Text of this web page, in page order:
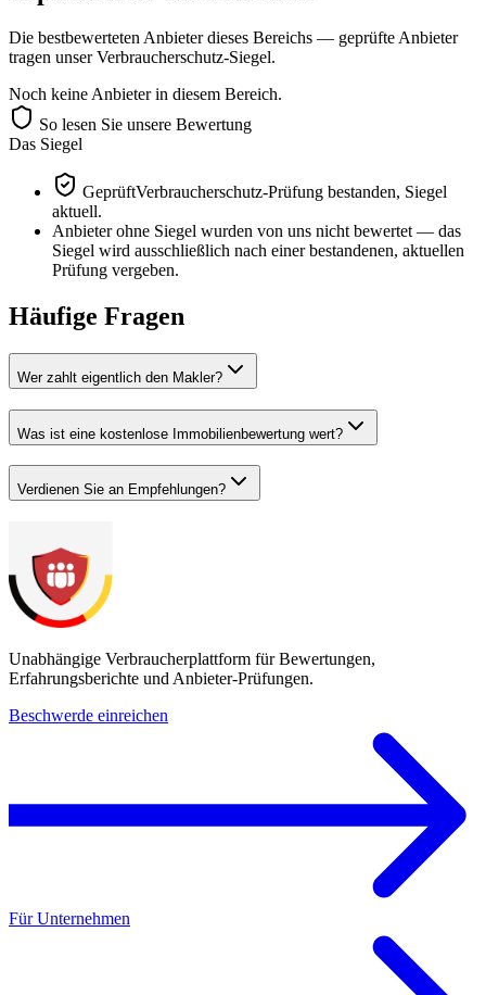
Die bestbewerteten Anbieter dieses Bereichs — geprüfte Anbieter
tragen unser Verbraucherschutz-Siegel.
Noch keine Anbieter in diesem Bereich.
So lesen Sie unsere Bewertung
Das Siegel
GeprüftVerbraucherschutz-Prüfung bestanden, Siegel
aktuell.
Anbieter ohne Siegel wurden von uns nicht bewertet — das
Siegel wird ausschließlich nach einer bestandenen, aktuellen
Prüfung vergeben.
Häufige Fragen
Wer zahlt eigentlich den Makler?
Was ist eine kostenlose Immobilienbewertung wert?
Verdienen Sie an Empfehlungen?
Unabhängige Verbraucherplattform für Bewertungen,
Erfahrungsberichte und Anbieter-Prüfungen.
Beschwerde einreichen
Für Unternehmen